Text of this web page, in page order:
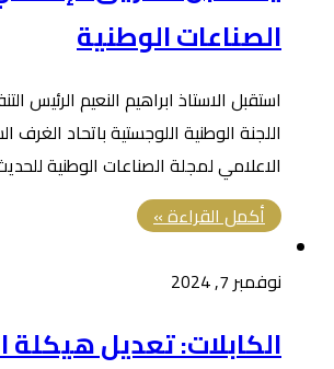
الصناعات الوطنية
استقبل الاستاذ ابراهيم النعيم الرئيس
اللجنة الوطنية اللوجستية باتحاد
الاعلامي لمجلة الصناعات الوطنية
أكمل القراءة »
نوفمبر 7, 2024
الكابلات: تعديل هيكلة